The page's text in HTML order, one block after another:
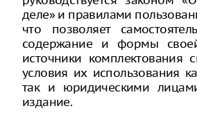
деле» и правилами
что позволяет
содержание и формы своей
источники комплектования
условия их использования
так и юридическими
издание.